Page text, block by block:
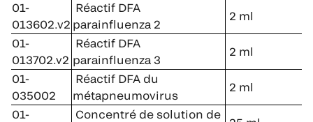
01-
013602.v2
Réactif DFA
parainfluenza 2
2 ml
01-
013702.v2
Réactif DFA
parainfluenza 3
2 ml
01-
035002
Réactif DFA du
métapneumovirus
2 ml
01- Concentré de solution de